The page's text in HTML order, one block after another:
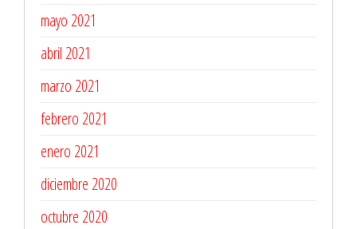
mayo 2021
abril 2021
marzo 2021
febrero 2021
enero 2021
diciembre 2020
octubre 2020